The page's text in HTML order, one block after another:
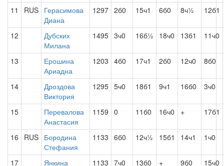
11 RUS Герасимова
Диана
1297 2б0 15ч1 6б0 8ч½ 12б1
12
Дубских
Милана
1495 3ч0 16б½ 18ч0 13б1 11ч0
13
Ерошина
Ариадна
1203 4б0 17ч1 2б0 12ч0 8б0
14
Дроздова
Виктория
1295 5ч0 18б1 9ч1 16б0 3ч0
15
Перевалова
Анастасия
1159 0 11б0 16ч0 + 17б1
16 RUS Бородина
Стефания
1133 6б0 12ч½ 15б1 14ч1 1ч0
17 Янкина 1133 7ч0 13б0 + 9б0 15ч0